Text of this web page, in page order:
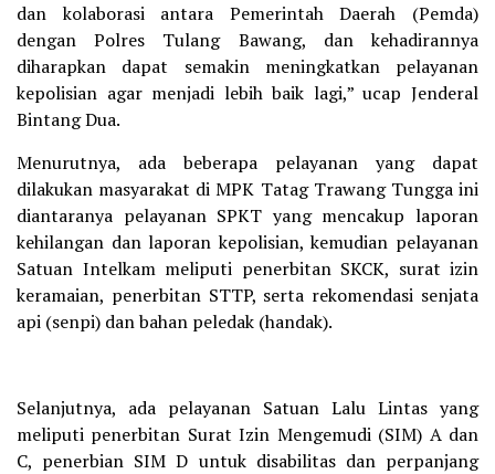
dan kolaborasi antara Pemerintah Daerah (Pemda)
dengan Polres Tulang Bawang, dan kehadirannya
diharapkan dapat semakin meningkatkan pelayanan
kepolisian agar menjadi lebih baik lagi,” ucap Jenderal
Bintang Dua.
Menurutnya, ada beberapa pelayanan yang dapat
dilakukan masyarakat di MPK Tatag Trawang Tungga ini
diantaranya pelayanan SPKT yang mencakup laporan
kehilangan dan laporan kepolisian, kemudian pelayanan
Satuan Intelkam meliputi penerbitan SKCK, surat izin
keramaian, penerbitan STTP, serta rekomendasi senjata
api (senpi) dan bahan peledak (handak).
Selanjutnya, ada pelayanan Satuan Lalu Lintas yang
meliputi penerbitan Surat Izin Mengemudi (SIM) A dan
C, penerbian SIM D untuk disabilitas dan perpanjang